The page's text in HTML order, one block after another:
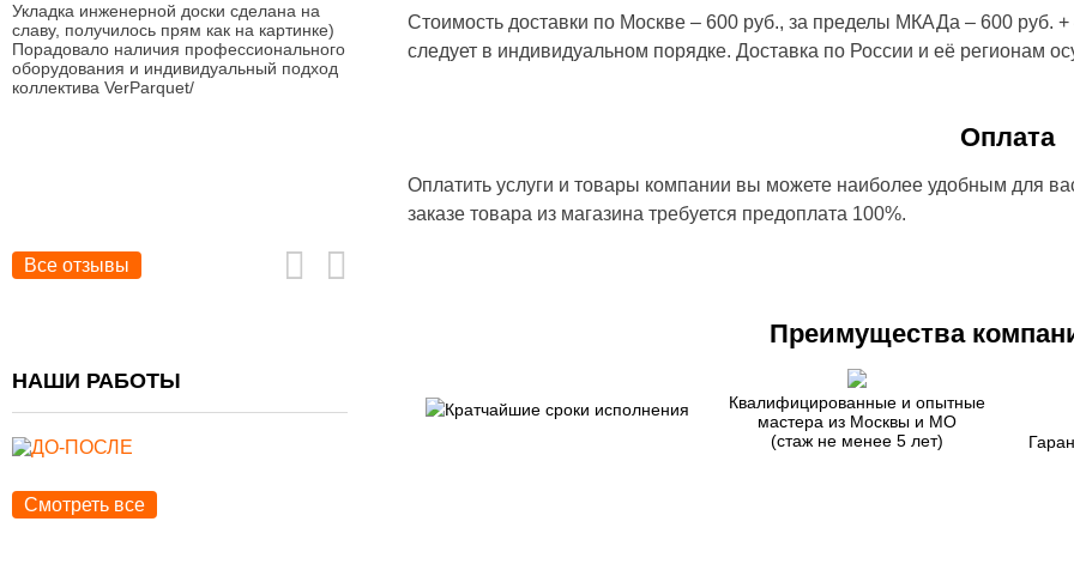
Укладка инженерной доски сделана на
славу, получилось прям как на картинке)
Порадовало наличия профессионального
оборудования и индивидуальный подход
коллектива VerParquet/
Спасибо за проделанную работу!
Паркет как новый, приятно по нему
Сделано аккуратно,качественно, в срок и
цена приятная.
Большой Вам спасибо!
Всем
Все отзывы
НАШИ РАБОТЫ
Смотреть все
Стоимость доставки по Москве – 600 руб., за пределы МКАДа – 600 руб.
следует в индивидуальном порядке. Доставка по России и её регионам
Оплата
Оплатить услуги и товары компании вы можете наиболее удобным для
заказе товара из магазина требуется предоплата 100%.
Преимущества
Кратчайшие сроки исполнения
Квалифицированные и опытные
мастера из Москвы и МО
(стаж не менее 5 лет)